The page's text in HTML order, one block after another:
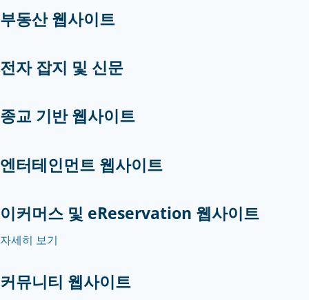
부동산 웹사이트
전자 잡지 및 신문
종교 기반 웹사이트
엔터테인먼트 웹사이트
이커머스 및 eReservation 웹사이트
자세히 보기
커뮤니티 웹사이트